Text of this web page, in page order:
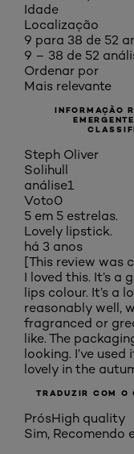
Idade
Localização
9 para 38 de 52
9 – 38 de 52
Ordenar por
Mais relevante
INFORMAÇÃO
Steph Oliver
Solihull
análise1
Voto0
5 em 5 estrelas.
Lovely lipstick.
há 3 anos
[This review was
I loved this. It’s a
lips colour. It’s a
reasonably well,
fragranced or
like. The
looking. I’ve
lovely in the
TRADUZIR COM O
PrósHigh quality
Sim, Recomendo